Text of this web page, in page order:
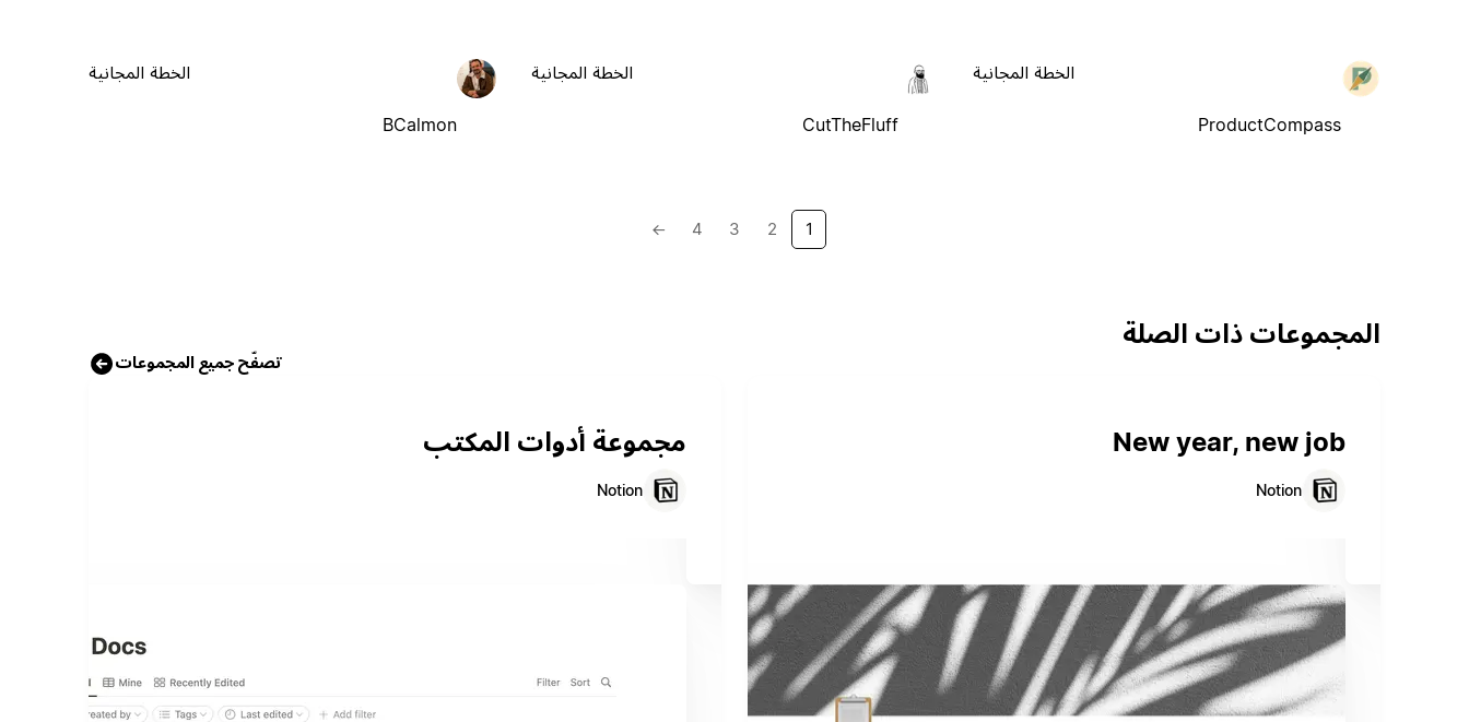
ProductCompass
الخطة المجانية
CutTheFluff
الخطة المجانية
BCalmon
الخطة المجانية
1
2
3
4
→
المجموعات ذات الصلة
تصفّح جميع المجموعات
New year, new job
Notion
مجموعة أدوات المكتب
Notion